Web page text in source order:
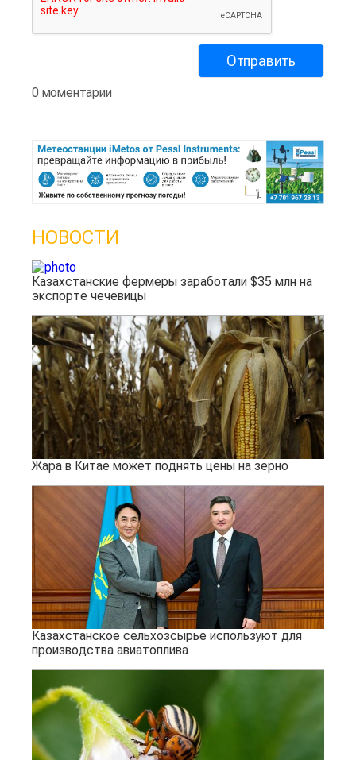
0 моментарии
НОВОСТИ
Казахстанские фермеры заработали $35 млн на
экспорте чечевицы
Жара в Китае может поднять цены на зерно
Казахстанское сельхозсырье используют для
производства авиатоплива